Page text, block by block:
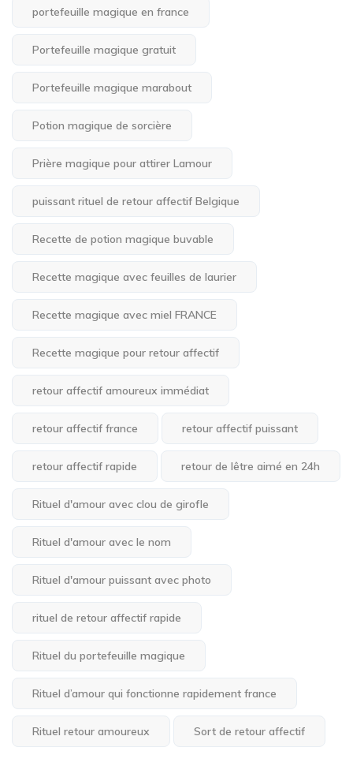
portefeuille magique en france
Portefeuille magique gratuit
Portefeuille magique marabout
Potion magique de sorcière
Prière magique pour attirer Lamour
puissant rituel de retour affectif Belgique
Recette de potion magique buvable
Recette magique avec feuilles de laurier
Recette magique avec miel FRANCE
Recette magique pour retour affectif
retour affectif amoureux immédiat
retour affectif france retour affectif puissant
retour affectif rapide retour de lêtre aimé en 24h
Rituel d'amour avec clou de girofle
Rituel d'amour avec le nom
Rituel d'amour puissant avec photo
rituel de retour affectif rapide
Rituel du portefeuille magique
Rituel d’amour qui fonctionne rapidement france
Rituel retour amoureux Sort de retour affectif